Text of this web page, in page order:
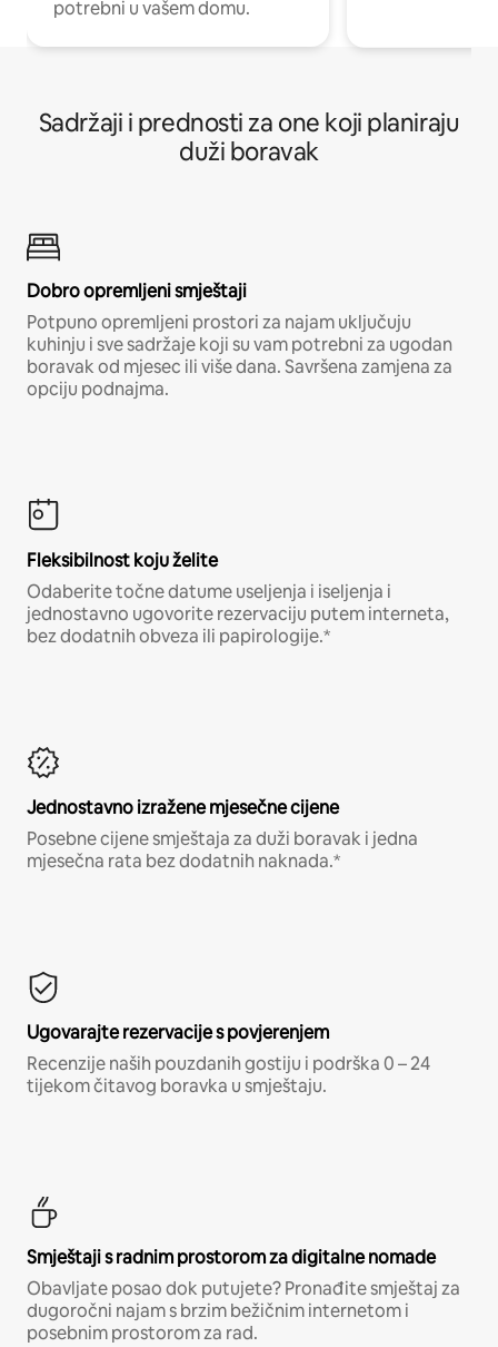
potrebni u vašem domu.
Sadržaji i prednosti za one koji planiraju
duži boravak
Dobro opremljeni smještaji
Potpuno opremljeni prostori za najam uključuju
kuhinju i sve sadržaje koji su vam potrebni za ugodan
boravak od mjesec ili više dana. Savršena zamjena za
opciju podnajma.
Fleksibilnost koju želite
Odaberite točne datume useljenja i iseljenja i
jednostavno ugovorite rezervaciju putem interneta,
bez dodatnih obveza ili papirologije.*
Jednostavno izražene mjesečne cijene
Posebne cijene smještaja za duži boravak i jedna
mjesečna rata bez dodatnih naknada.*
Ugovarajte rezervacije s povjerenjem
Recenzije naših pouzdanih gostiju i podrška 0 – 24
tijekom čitavog boravka u smještaju.
Smještaji s radnim prostorom za digitalne nomade
Obavljate posao dok putujete? Pronađite smještaj za
dugoročni najam s brzim bežičnim internetom i
posebnim prostorom za rad.